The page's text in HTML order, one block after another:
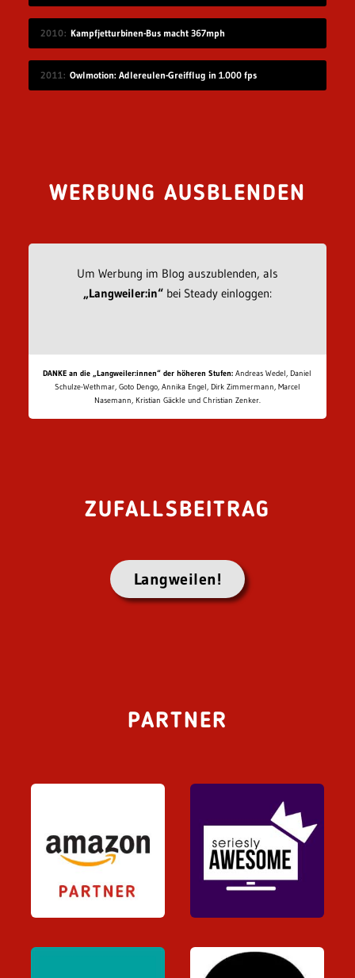
2010 Kampfjetturbinen-Bus macht 367mph
2011 Owlmotion: Adlereulen-Greifflug in 1.000 fps
WERBUNG AUSBLENDEN
Um Werbung im Blog auszublenden, als
„Langweiler:in“bei Steady einloggen:
DANKE an die „Langweiler:innen“ der höheren Stufen: Andreas Wedel, Daniel
Schulze-Wethmar, Goto Dengo, Annika Engel, Dirk Zimmermann, Marcel
Nasemann, Kristian Gäckle und Christian Zenker.
ZUFALLSBEITRAG
Langweilen!
PARTNER